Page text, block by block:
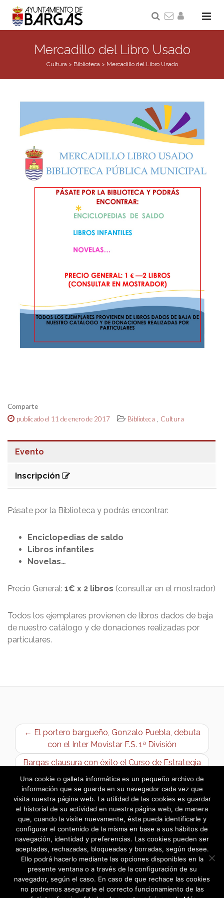
Mercadillo del Libro Usado
Cultura> Biblioteca> Mercadillo del Libro Usado
Comparte
publicado el 11 de enero de 2017
Biblioteca , Cultura
Evento
Inscripción
Pásate por la Biblioteca y podrás encontrar:
Enciclopedias de saldo
Libros infantiles
Novelas…
Precio General: 1€ x 2 libros (consultar en el mostrador)
Todos los ejemplares provienen de libros dados de baja
de nuestro catálogo y de donaciones realizadas por
particulares.
← El portero bargueño, Gonzalo Puebla, debuta
con el Inter Movistar F.S. 1ª División
Bargas clausura con éxito el Curso de Estrategia
de Ventas para Jóvenes →
Una cookie o galleta informática es un pequeño archivo de
información que se guarda en su navegador cada vez que
visita nuestra página web. La utilidad de las cookies es guardar
el historial de su actividad en nuestra página web, de manera
que, cuando la visite nuevamente, ésta pueda identificarle y
configurar el contenido de la misma en base a sus hábitos de
navegación, identidad y preferencias. Las cookies pueden ser
aceptadas, rechazadas, bloqueadas y borradas, según desee.
Ello podrá hacerlo mediante las opciones disponibles en la
presente ventana o a través de la configuración de su
navegador, según el caso. En caso de que rechace las cookies
no podremos asegurarle el correcto funcionamiento de las